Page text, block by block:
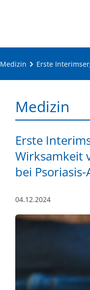
Medizin Erste
Medizin
Erste
Wirksamkeit
bei
04.12.2024